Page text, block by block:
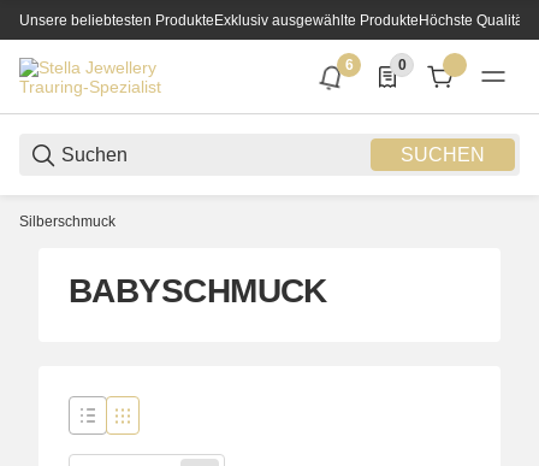
Unsere beliebtesten ProdukteExklusiv ausgewählte ProdukteHöchste Qualität
SUCHEN
6
6 neue Notifizierungen
0
0 Produkte in der
Silberschmuck
BABYSCHMUCK